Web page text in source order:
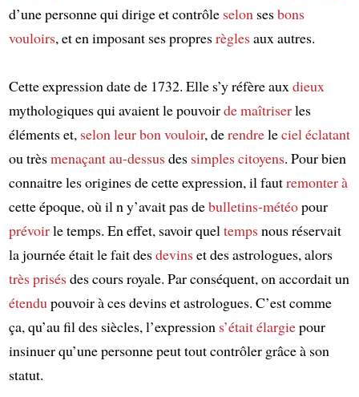
d’une personne qui dirige et contrôle selon sesbons
vouloirs, et en imposant ses propresrèglesaux autres.
Cette expression date de 1732. Elle s’y réfère aux dieux
mythologiques qui avaient le pouvoirde maîtriserles
éléments et, selon leur bon vouloir, derendreleciel éclatant
ou trèsmenaçantau-dessusdes simples citoyens. Pour bien
connaitre les origines de cette expression, il fautremonter à
cette époque, où il n y’avait pas debulletins-météopour
prévoirle temps. En effet, savoir quel tempsnous réservait
la journée était le fait desdevinset des astrologues, alors
très prisésdes cours royale. Par conséquent, on accordait un
étendu pouvoir à ces devins et astrologues. C’est comme
ça, qu’au fil des siècles, l’expression s’était élargiepour
insinuer qu’une personne peut tout contrôler grâce à son
statut.